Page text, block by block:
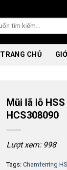
TRANG CHỦ
Mũi lã lỗ
HCS308090
Lượt xem: 998
Tags: Chamferring